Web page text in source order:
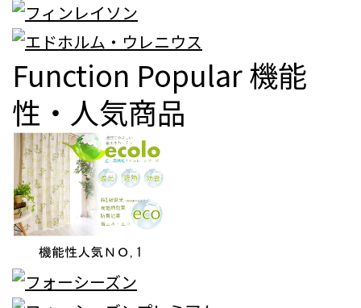
Function Popular機能
性・人気商品